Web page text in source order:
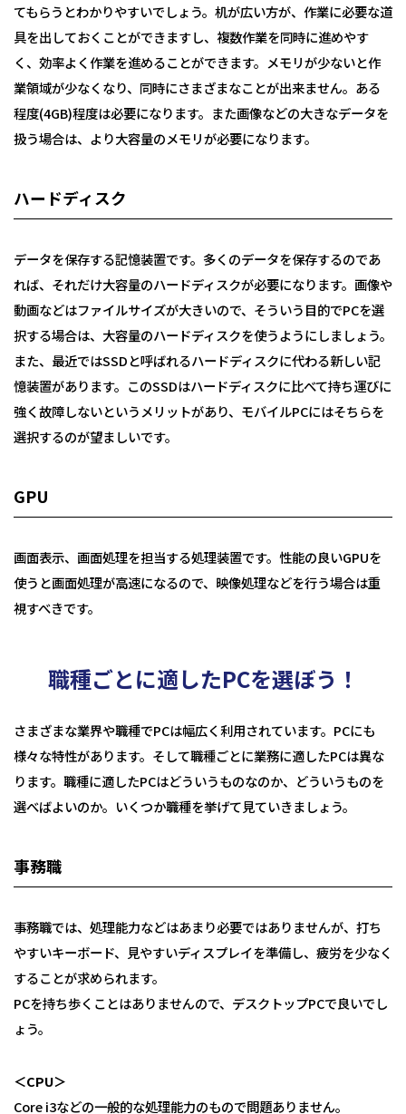
宮崎本部
セミナー情報
お知らせ
てもらうとわかりやすいでしょう。机が広い方が、作業に必要な道
具を出しておくことができますし、複数作業を同時に進めやす
く、効率よく作業を進めることができます。メモリが少ないと作
業領域が少なくなり、同時にさまざまなことが出来ません。ある
程度(4GB)程度は必要になります。また画像などの大きなデータを
扱う場合は、より大容量のメモリが必要になります。
ハードディスク
データを保存する記憶装置です。多くのデータを保存するのであ
れば、それだけ大容量のハードディスクが必要になります。画像や
動画などはファイルサイズが大きいので、そういう目的でPCを選
択する場合は、大容量のハードディスクを使うようにしましょう。
また、最近ではSSDと呼ばれるハードディスクに代わる新しい記
憶装置があります。このSSDはハードディスクに比べて持ち運びに
強く故障しないというメリットがあり、モバイルPCにはそちらを
選択するのが望ましいです。
GPU
画面表示、画面処理を担当する処理装置です。性能の良いGPUを
使うと画面処理が高速になるので、映像処理などを行う場合は重
視すべきです。
職種ごとに適したPCを選ぼう！
さまざまな業界や職種でPCは幅広く利用されています。PCにも
様々な特性があります。そして職種ごとに業務に適したPCは異な
ります。職種に適したPCはどういうものなのか、どういうものを
選べばよいのか。いくつか職種を挙げて見ていきましょう。
事務職
事務職では、処理能力などはあまり必要ではありませんが、打ち
やすいキーボード、見やすいディスプレイを準備し、疲労を少なく
することが求められます。
PCを持ち歩くことはありませんので、デスクトップPCで良いでし
ょう。
＜CPU＞
Core i3などの一般的な処理能力のもので問題ありません。